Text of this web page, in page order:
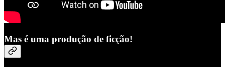
Mas é uma produção de ficção!